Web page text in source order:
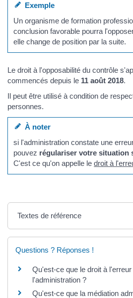
Exemple
Un organisme de formation
conclusion favorable pourra
elle change de position par la suite.
Le droit à l'opposabilité du contrôle
commencés depuis le 11 août 2018.
Il peut être utilisé à condition de
personnes.
À noter
si l'administration constate une
pouvez régulariser votre situation
C'est ce qu'on appelle ledroit à
Textes de référence
Questions ? Réponses !
Qu'est-ce que le droit à
l'administration ?
Qu'est-ce que la médiation